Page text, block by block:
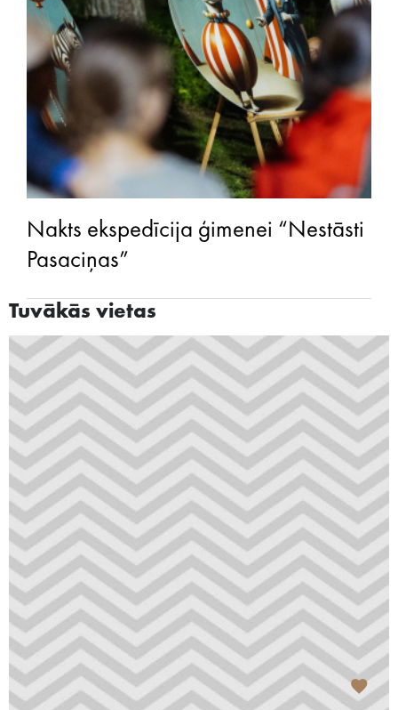
Nakts ekspedīcija ģimenei “Nestāsti
Pasaciņas”
Tuvākās vietas